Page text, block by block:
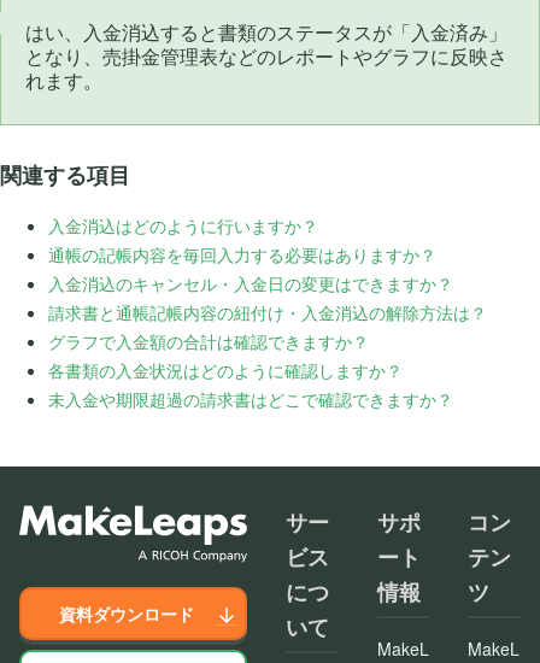
はい、入金消込すると書類のステータスが「入金済み」
となり、売掛金管理表などのレポートやグラフに反映さ
れます。
関連する項目
入金消込はどのように行いますか？
通帳の記帳内容を毎回入力する必要はありますか？
入金消込のキャンセル・入金日の変更はできますか？
請求書と通帳記帳内容の紐付け・入金消込の解除方法は？
グラフで入金額の合計は確認できますか？
各書類の入金状況はどのように確認しますか？
未入金や期限超過の請求書はどこで確認できますか？
資料ダウンロード
サー
ビス
につ
いて
サポ
ート
情報
MakeL
コン
テン
ツ
MakeL